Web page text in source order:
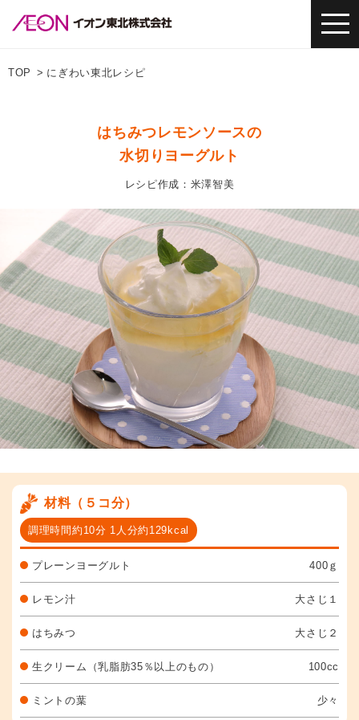
TOP にぎわい東北レシピ
はちみつレモンソースの
水切りヨーグルト
レシピ作成：米澤智美
材料（５コ分）
調理時間約10分 1人分約129kcal
プレーンヨーグルト 400ｇ
レモン汁 大さじ１
はちみつ 大さじ２
生クリーム（乳脂肪35％以上のもの） 100cc
ミントの葉 少々